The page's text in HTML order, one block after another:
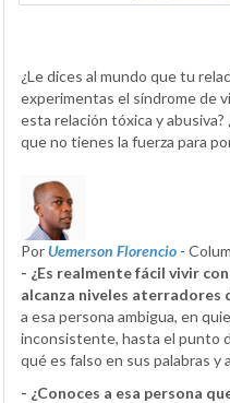
¿Le dices al mundo que tu
experimentas el síndrome de
esta relación tóxica y
que no tienes la fuerza para
PorUemerson Florencio -
- ¿Es realmente fácil vivir
alcanza niveles aterradores
a esa persona ambigua, en
inconsistente, hasta el punto
qué es falso en sus palabras y
- ¿Conoces a esa persona